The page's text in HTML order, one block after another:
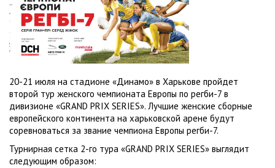
20-21 июля на стадионе «Динамо» в Харькове пройдет
второй тур женского чемпионата Европы по регби-7 в
дивизионе «GRAND PRIX SERIES». Лучшие женские сборные
европейского континента на харьковской арене будут
соревноваться за звание чемпиона Европы регби-7.
Турнирная сетка 2-го тура «GRAND PRIX SERIES» выглядит
следующим образом: